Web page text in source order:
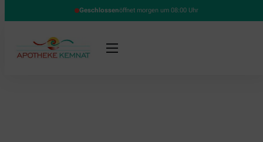
Geschlossenöffnet morgen um 08:00 Uhr